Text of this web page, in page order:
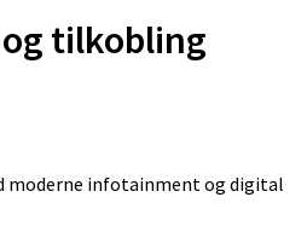
tilkobling
moderne infotainment og digital